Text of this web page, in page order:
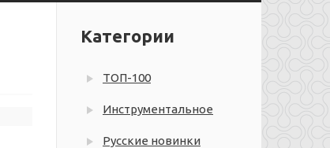
Категории
ТОП-100
Инструментальное
Русские новинки